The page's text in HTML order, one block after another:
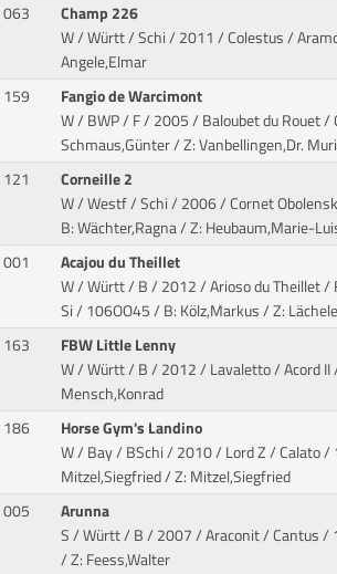
063
Champ 226
W / Württ / Schi / 2011 / Colestus /
Angele,Elmar
159
Fangio de Warcimont
W / BWP / F / 2005 / Baloubet du Rouet /
Schmaus,Günter / Z: Vanbellingen,Dr.
121
Corneille 2
W / Westf / Schi / 2006 / Cornet
B: Wächter,Ragna / Z: Heubaum,Marie-
001
Acajou du Theillet
W / Württ / B / 2012 / Arioso du Theillet /
Si/ 106OO45 / B: Kölz,Markus / Z:
163
FBW Little Lenny
W / Württ / B / 2012 / Lavaletto / Acord II
Mensch,Konrad
186
Horse Gym's Landino
W / Bay / BSchi / 2010 / Lord Z / Calato/
Mitzel,Siegfried / Z: Mitzel,Siegfried
005
Arunna
S / Württ / B / 2007 / Araconit / Cantus/
/ Z: Feess,Walter